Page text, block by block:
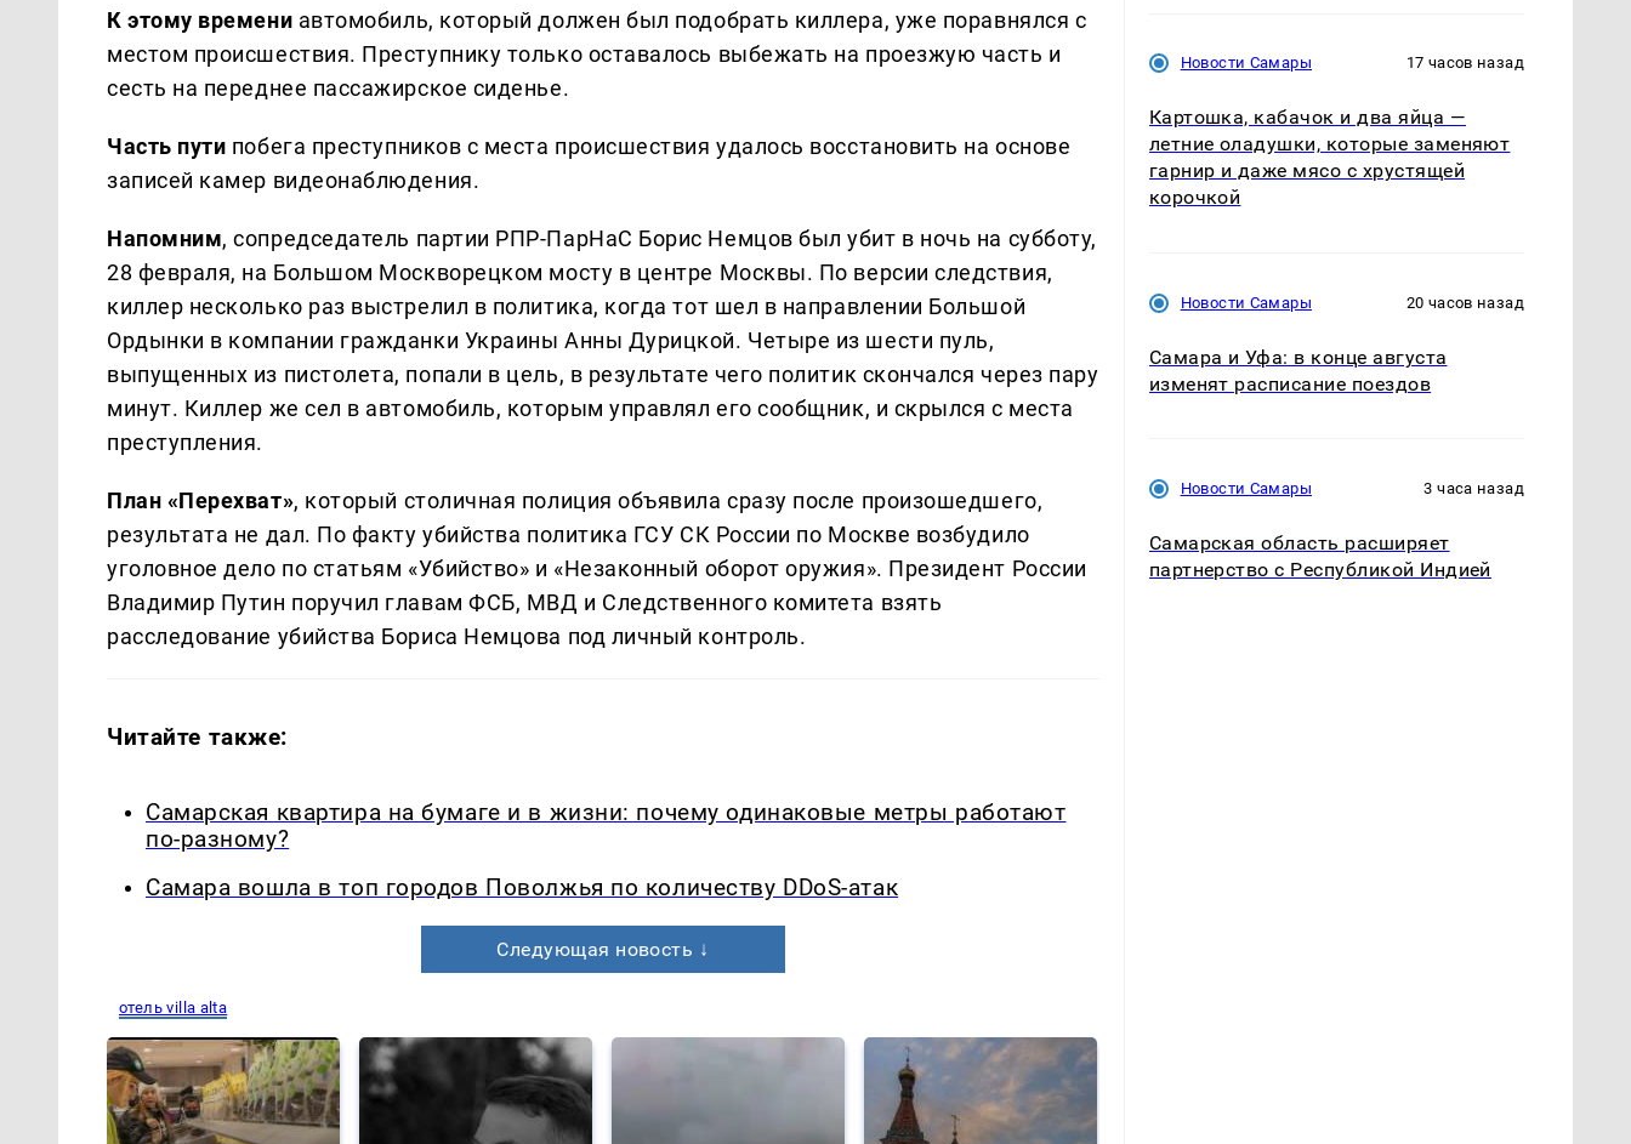
К этому времени автомобиль, который должен был подобрать киллера, уже поравнялся с
местом происшествия. Преступнику только оставалось выбежать на проезжую часть и
сесть на переднее пассажирское сиденье.
Часть пути побега преступников с места происшествия удалось восстановить на основе
записей камер видеонаблюдения.
Напомним, сопредседатель партии РПР-ПарНаС Борис Немцов был убит в ночь на субботу,
28 февраля, на Большом Москворецком мосту в центре Москвы. По версии следствия,
киллер несколько раз выстрелил в политика, когда тот шел в направлении Большой
Ордынки в компании гражданки Украины Анны Дурицкой. Четыре из шести пуль,
выпущенных из пистолета, попали в цель, в результате чего политик скончался через пару
минут. Киллер же сел в автомобиль, которым управлял его сообщник, и скрылся с места
преступления.
План «Перехват», который столичная полиция объявила сразу после произошедшего,
результата не дал. По факту убийства политика ГСУ СК России по Москве возбудило
уголовное дело по статьям «Убийство» и «Незаконный оборот оружия». Президент России
Владимир Путин поручил главам ФСБ, МВД и Следственного комитета взять
расследование убийства Бориса Немцова под личный контроль.
Читайте также:
Самарская квартира на бумаге и в жизни: почему одинаковые метры работают
по-разному?
Самара вошла в топ городов Поволжья по количеству DDoS-атак
Следующая новость ↓
отель villa alta
Новости Самары 17 часов назад
Картошка, кабачок и два яйца —
летние оладушки, которые заменяют
гарнир и даже мясо с хрустящей
корочкой
Новости Самары 20 часов назад
Самара и Уфа: в конце августа
изменят расписание поездов
Новости Самары 3 часа назад
Самарская область расширяет
партнерство с Республикой Индией